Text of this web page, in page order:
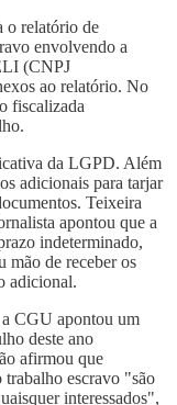
o relatório de
envolvendo a
(CNPJ
ao relatório. No
fiscalizada
da LGPD. Além
adicionais para tarjar
Teixeira
apontou que a
indeterminado,
mão de receber os
adicional.
CGU apontou um
deste ano
afirmou que
trabalho escravo "são
interessados",